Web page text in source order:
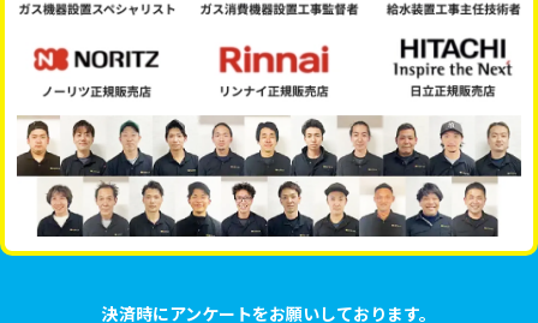
決済時にアンケートをお願いしております。